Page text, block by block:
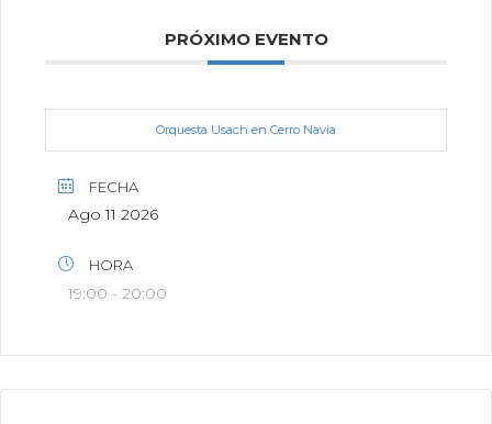
PRÓXIMO EVENTO
Orquesta Usach en Cerro Navia
FECHA
Ago 11 2026
HORA
19:00 - 20:00